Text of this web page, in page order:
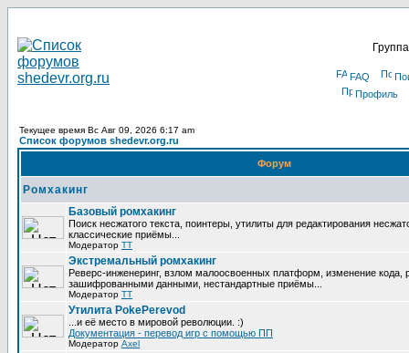
FAQ
Профиль
Текущее время Вс Авг 09, 2026 6:17 am
Список форумов shedevr.org.ru
Форум
Ромхакинг
Базовый ромхакинг
Поиск несжатого текста, поинтеры, утилиты для редактирования
классические приёмы...
Модератор TT
Экстремальный ромхакинг
Реверс-инженеринг, взлом малоосвоенных платформ, изменение кода,
зашифрованными данными, нестандартные приёмы...
Модератор TT
Утилита PokePerevod
...и её место в мировой революции. :)
Документация - перевод игр с помощью ПП
Модератор Axel